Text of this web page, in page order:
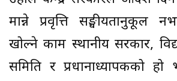
मान्ने प्रवृत्ति सङ्घीयतानुकूल
खोल्ने काम स्थानीय सरकार,
समिति र प्रधानाध्यापकको हो